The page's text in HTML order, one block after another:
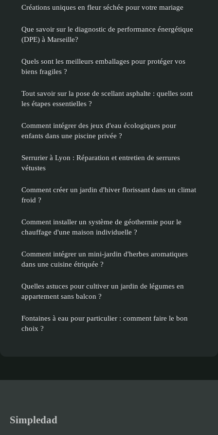
Créations uniques en fleur séchée pour votre mariage
Que savoir sur le diagnostic de performance énergétique
(DPE) à Marseille?
Quels sont les meilleurs emballages pour protéger vos
biens fragiles ?
Tout savoir sur la pose de scellant asphalte : quelles sont
les étapes essentielles ?
Comment intégrer des jeux d'eau écologiques pour
enfants dans une piscine privée ?
Serrurier à Lyon : Réparation et entretien de serrures
vétustes
Comment créer un jardin d'hiver florissant dans un climat
froid ?
Comment installer un système de géothermie pour le
chauffage d'une maison individuelle ?
Comment intégrer un mini-jardin d'herbes aromatiques
dans une cuisine étriquée ?
Quelles astuces pour cultiver un jardin de légumes en
appartement sans balcon ?
Fontaines à eau pour particulier : comment faire le bon
choix ?
Simpledad